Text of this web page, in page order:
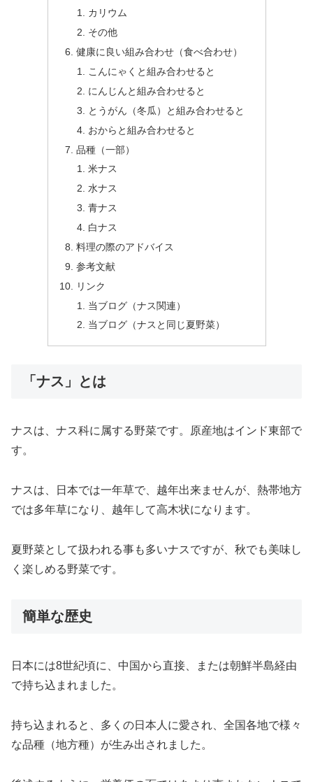
カリウム
その他
健康に良い組み合わせ（食べ合わせ）
こんにゃくと組み合わせると
にんじんと組み合わせると
とうがん（冬瓜）と組み合わせると
おからと組み合わせると
品種（一部）
米ナス
水ナス
青ナス
白ナス
料理の際のアドバイス
参考文献
リンク
当ブログ（ナス関連）
当ブログ（ナスと同じ夏野菜）
「ナス」とは
ナスは、ナス科に属する野菜です。原産地はインド東部で
す。
ナスは、日本では一年草で、越年出来ませんが、熱帯地方
では多年草になり、越年して高木状になります。
夏野菜として扱われる事も多いナスですが、秋でも美味し
く楽しめる野菜です。
簡単な歴史
日本には8世紀頃に、中国から直接、または朝鮮半島経由
で持ち込まれました。
持ち込まれると、多くの日本人に愛され、全国各地で様々
な品種（地方種）が生み出されました。